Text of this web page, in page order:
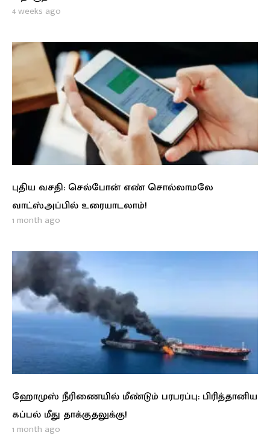
4 weeks ago
புதிய வசதி: செல்போன் எண் சொல்லாமலே
வாட்ஸ்அப்பில் உரையாடலாம்!
1 month ago
ஹோமுஸ் நீரிணையில் மீண்டும் பரபரப்பு: பிரித்தானிய
கப்பல் மீது தாக்குதலுக்கு!
1 month ago